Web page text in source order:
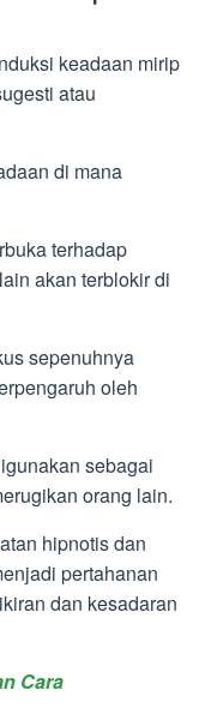
keadaan mirip
atau
di mana
terhadap
akan terblokir di
sepenuhnya
oleh
sebagai
orang lain.
hipnotis dan
pertahanan
dan kesadaran
Cara